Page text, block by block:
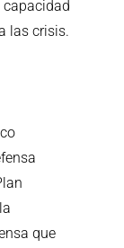
capacidad
las crisis.
que